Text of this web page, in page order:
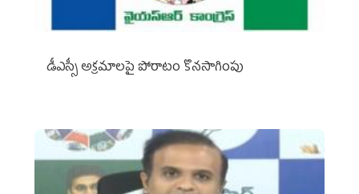
డీఎస్సీ అక్రమాలపై పోరాటం కొనసాగింపు